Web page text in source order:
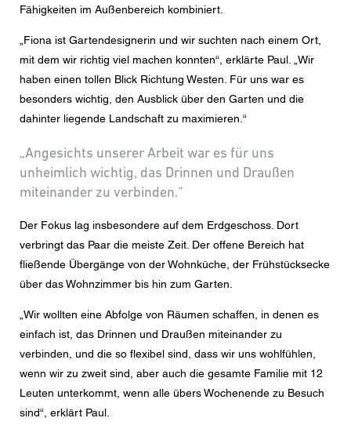
Fähigkeiten im Außenbereich kombiniert.
„Fiona ist Gartendesignerin und wir suchten nach einem Ort,
mit dem wir richtig viel machen konnten“, erklärte Paul. „Wir
haben einen tollen Blick Richtung Westen. Für uns war es
besonders wichtig, den Ausblick über den Garten und die
dahinter liegende Landschaft zu maximieren.“
„Angesichts unserer Arbeit war es für uns
unheimlich wichtig, das Drinnen und Draußen
miteinander zu verbinden.“
Der Fokus lag insbesondere auf dem Erdgeschoss. Dort
verbringt das Paar die meiste Zeit. Der offene Bereich hat
fließende Übergänge von der Wohnküche, der Frühstücksecke
über das Wohnzimmer bis hin zum Garten.
„Wir wollten eine Abfolge von Räumen schaffen, in denen es
einfach ist, das Drinnen und Draußen miteinander zu
verbinden, und die so flexibel sind, dass wir uns wohlfühlen,
wenn wir zu zweit sind, aber auch die gesamte Familie mit 12
Leuten unterkommt, wenn alle übers Wochenende zu Besuch
sind“, erklärt Paul.